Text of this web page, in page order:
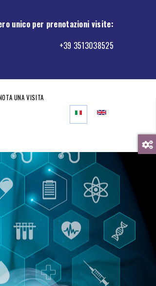
unico per prenotazioni visite:
+39 3513038525
UNA VISITA